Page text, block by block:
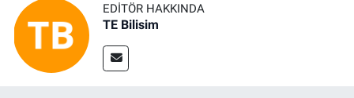
EDITÖR HAKKINDA
TE Bilisim